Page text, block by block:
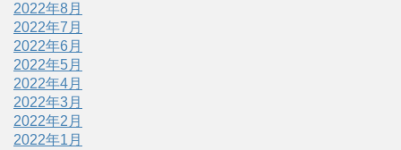
2022年8月
2022年7月
2022年6月
2022年5月
2022年4月
2022年3月
2022年2月
2022年1月